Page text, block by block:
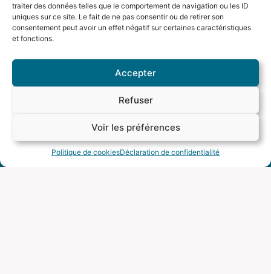
traiter des données telles que le comportement de navigation ou les ID
uniques sur ce site. Le fait de ne pas consentir ou de retirer son
consentement peut avoir un effet négatif sur certaines caractéristiques
et fonctions.
Accepter
Refuser
Voir les préférences
Politique de cookiesDéclaration de confidentialité
technologies
de pointe
techniques
permet
Mon appel stratégique concerne :
UNE MAISON UN APPARTEMENT